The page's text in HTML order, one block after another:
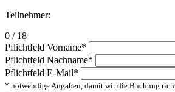
Teilnehmer:
0 / 18
Pflichtfeld Vorname*
Pflichtfeld Nachname*
Pflichtfeld E-Mail*
* notwendige Angaben, damit wir die Buchung